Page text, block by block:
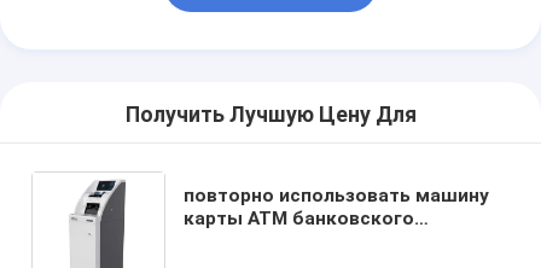
Получить Лучшую Цену Для
повторно использовать машину
карты ATM банковского